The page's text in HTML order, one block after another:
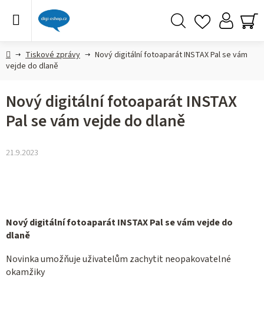
DomůTiskové zprávy
Nový digitální fotoaparát INSTAX Pal se vám
vejde do dlaně
Nový digitální fotoaparát INSTAX
Pal se vám vejde do dlaně
21.9.2023
Nový digitální fotoaparát INSTAX Pal se vám vejde do
dlaně
Novinka umožňuje uživatelům zachytit neopakovatelné
okamžiky